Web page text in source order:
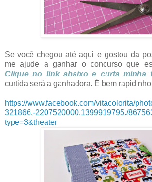
Se você chegou até aqui e gostou da
me ajude a ganhar o concurso que
Clique no link abaixo e curta minha
curtida será a ganhadora. É bem
https://www.facebook.com/vitacolorita/
321866.-2207520000.1399919795./
type=3&theater